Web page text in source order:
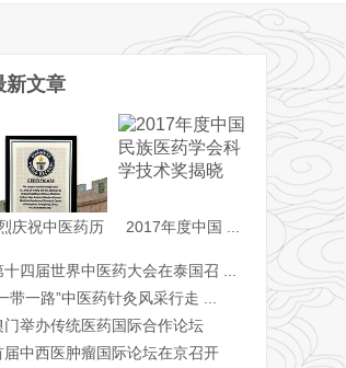
新文章
庆祝中医药历
2017年度中国 ...
十四届世界中医药大会在泰国召 ...
带一路”中医药针灸风采行走 ...
门举办传统医药国际合作论坛
届中西医肿瘤国际论坛在京召开